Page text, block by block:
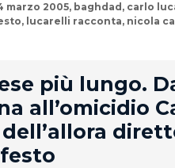
marzo 2005, baghdad , carlo
, lucarelli racconta, nicola
più lungo.
all’omicidio